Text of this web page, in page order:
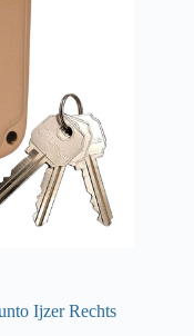
Ijzer Rechts